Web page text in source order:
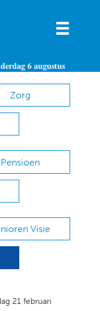
6 augustus
Zorg
Pensioen
Visie
21 februari